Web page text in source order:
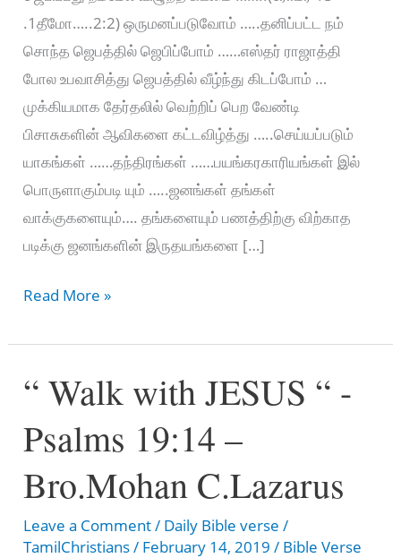
.1தீமோ…..2:2) ஒருமனப்படுவோம் …..தனிப்பட்ட நம்
சொந்த ஜெபத்தில் ஜெபிப்போம் ……எஸ்தர் ராஜாத்தி
போல உபவாசித்து ஜெபத்தில் வீழ்ந்து கிடப்போம் …
முக்கியமாக தேர்தலில் வெற்றிப் பெற வேண்டி
பிசாசுகளின் ஆவிகளை கட்டவிழ்த்து …..செய்யப்படும்
யாகங்கள் ……தந்திரங்கள் ……பயங்கரகாரியங்கள் இல்
பொருளாகும்படி யும் …..ஜனங்கள் தங்கள்
வாக்குகளையும்…. தங்களையும் பணத்திற்கு விற்காத
படிக்கு ஜனங்களின் இருதயங்களை […]
united
movement
கிறிஸ்தவ
தலைவர்களின்
தேர்தலுக்கான
காணொளி
Read More »
“ Walk with JESUS “ -
Psalms 19:14 –
Bro.Mohan C.Lazarus
Leave a Comment/ Daily Bible verse /
TamilChristians/ February 14, 2019/ Bible Verse